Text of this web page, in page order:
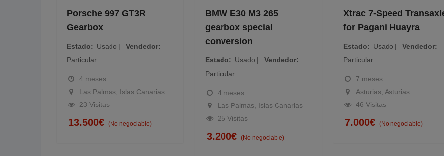
Porsche 997 GT3R
Gearbox
Estado Usado
Vendedor
Particular
4 meses
Las Palmas, Islas Canarias
23 Visitas
13.500€ (No negociable)
BMW E30 M3 265
gearbox special
conversion
Estado Usado
Vendedor
Particular
4 meses
Las Palmas, Islas Canarias
25 Visitas
3.200€ (No negociable)
Xtrac 7-Speed
for Pagani Huayra
Estado Usado
Vendedor
Particular
7 meses
Asturias, Asturias
46 Visitas
7.000€ (No negociable)